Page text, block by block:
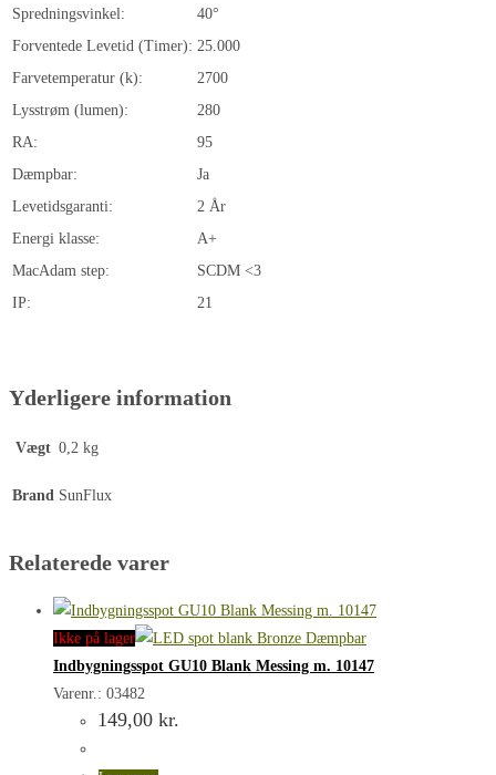
Spredningsvinkel:
40°
Forventede Levetid (Timer): 25.000
Farvetemperatur (k):
2700
Lysstrøm (lumen):
280
RA:
95
Dæmpbar:
Ja
Levetidsgaranti:
2 År
Energi klasse:
A+
MacAdam step:
SCDM <3
IP:
21
Yderligere information
Vægt 0,2 kg
Brand SunFlux
Relaterede varer
Ikke på lager
Indbygningsspot GU10 Blank Messing m. 10147
Varenr.: 03482
149,00 kr.